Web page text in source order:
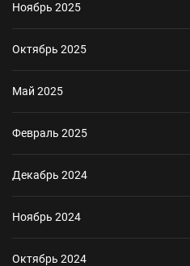
Ноябрь 2025
Октябрь 2025
Май 2025
Февраль 2025
Декабрь 2024
Ноябрь 2024
Октябрь 2024